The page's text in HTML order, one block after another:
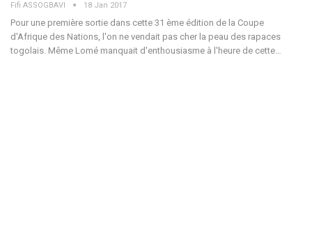
Fifi ASSOGBAVI 18 Jan 2017
Pour une première sortie dans cette 31 ème édition de la Coupe
d'Afrique des Nations, l'on ne vendait pas cher la peau des rapaces
togolais. Même Lomé manquait d'enthousiasme à l'heure de cette…